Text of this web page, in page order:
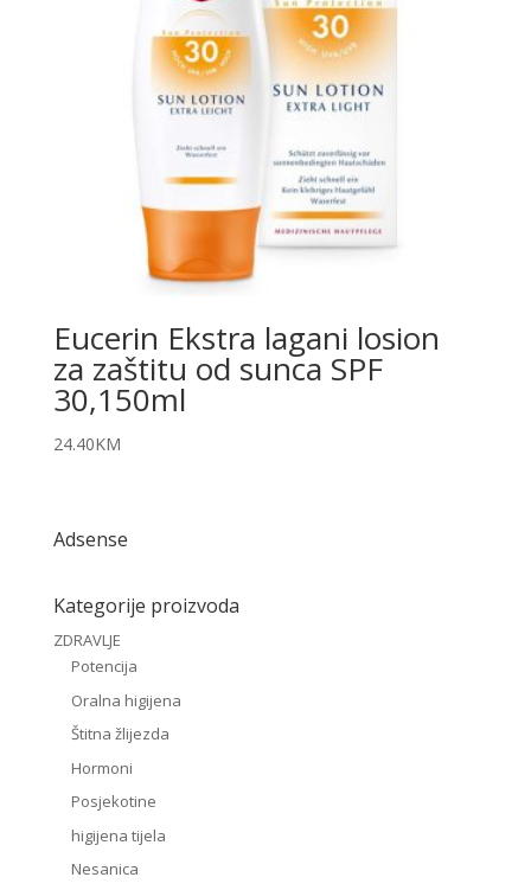
Eucerin Ekstra lagani losion
za zaštitu od sunca SPF
30,150ml
24.40KM
Adsense
Kategorije proizvoda
ZDRAVLJE
Potencija
Oralna higijena
Štitna žlijezda
Hormoni
Posjekotine
higijena tijela
Nesanica